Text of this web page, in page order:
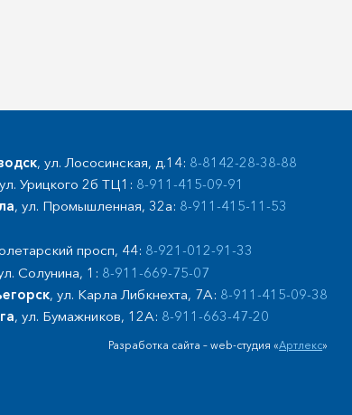
, ул. Лососинская, д.14: 8-8142-28-38-88
Урицкого 2б ТЦ1: 8-911-415-09-91
, ул. Промышленная, 32а: 8-911-415-11-53
просп, 44: 8-921-012-91-33
Солунина, 1: 8-911-669-75-07
, ул. Карла Либкнехта, 7А: 8-911-415-09-38
, ул. Бумажников, 12А: 8-911-663-47-20
Разработка сайта – web-студия «Артлекс»